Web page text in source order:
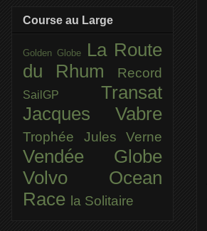
Course au Large
Golden Globe
La Route
du Rhum
Record
SailGP Transat
Jacques Vabre
Trophée Jules Verne
Vendée Globe
Volvo Ocean
Race la Solitaire